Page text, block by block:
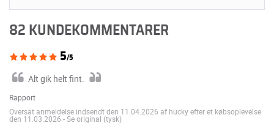
82 KUNDEKOMMENTARER
5/5
Alt gik helt fint.
Rapport
Oversat anmeldelse indsendt den 11.04.2026 af hucky efter et købsoplevelse
den 11.03.2026 -Se original (tysk)